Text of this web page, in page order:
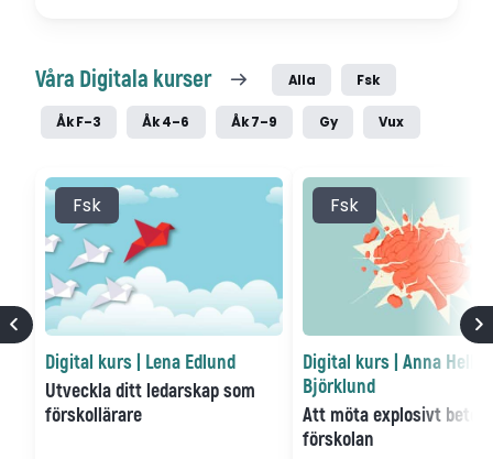
specialerbjudande!
Våra Digitala kurser Alla Fsk
Åk F–3 Åk 4–6 Åk 7–9 Gy Vux
Fsk
Digital kurs | Lena Edlund
Utveckla ditt ledarskap som
förskollärare
Fsk
Digital kurs | Anna
Björklund
Att möta explosivt
förskolan